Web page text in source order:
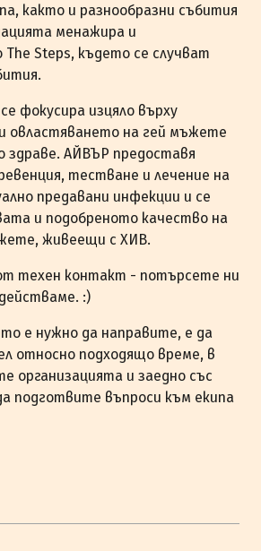
както и разнообразни събития
менажира и
Steps, където се случват
се фокусира изцяло върху
овластяването на гей мъжете
здраве. АЙВЪР предоставя
тестване и лечение на
предавани инфекции и се
и подобреното качество на
живеещи с ХИВ.
техен контакт - потърсете ни
:)
е нужно да направите, е да
относно подходящо време, в
организацията и заедно със
подготвите въпроси към екипа